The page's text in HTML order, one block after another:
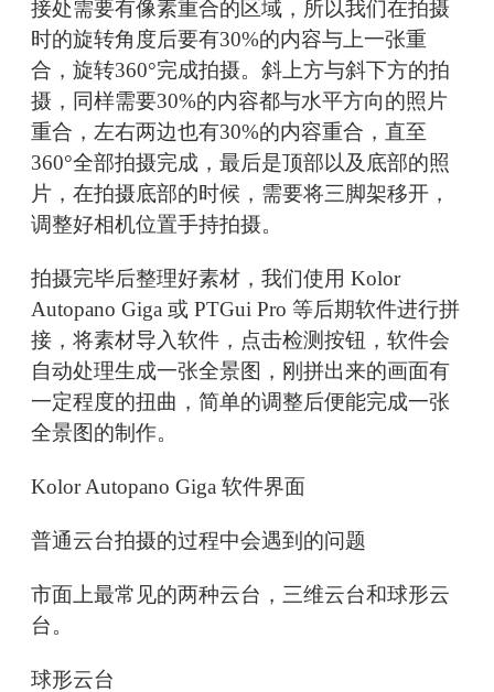
接处需要有像素重合的区域，所以我们在拍摄
时的旋转角度后要有30%的内容与上一张重
合，旋转360°完成拍摄。斜上方与斜下方的拍
摄，同样需要30%的内容都与水平方向的照片
重合，左右两边也有30%的内容重合，直至
360°全部拍摄完成，最后是顶部以及底部的照
片，在拍摄底部的时候，需要将三脚架移开，
调整好相机位置手持拍摄。
拍摄完毕后整理好素材，我们使用 Kolor
Autopano Giga 或 PTGui Pro 等后期软件进行拼
接，将素材导入软件，点击检测按钮，软件会
自动处理生成一张全景图，刚拼出来的画面有
一定程度的扭曲，简单的调整后便能完成一张
全景图的制作。
Kolor Autopano Giga 软件界面
普通云台拍摄的过程中会遇到的问题
市面上最常见的两种云台，三维云台和球形云
台。
球形云台